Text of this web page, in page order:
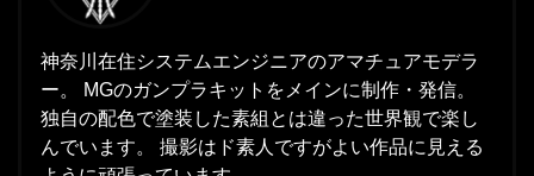
神奈川在住システムエンジニアのアマチュアモデラ
ー。 MGのガンプラキットをメインに制作・発信。
独自の配色で塗装した素組とは違った世界観で楽し
んでいます。 撮影はド素人ですがよい作品に見える